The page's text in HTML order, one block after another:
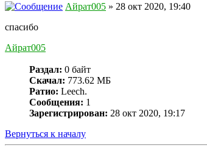
Айрат005 » 28 окт 2020, 19:40
спасибо
Айрат005
Раздал: 0 байт
Скачал: 773.62 МБ
Ратио: Leech.
Сообщения: 1
Зарегистрирован: 28 окт 2020, 19:17
Вернуться к началу